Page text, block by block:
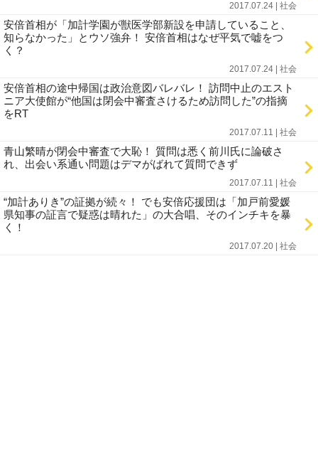
2017.07.24 | 社会
安倍首相が「加計学園が獣医学部新設を申請していること、
知らなかった」とウソ強弁！ 安倍首相はなぜ平気で嘘をつ
く？
2017.07.24 | 社会
安倍首相の途中帰国は政治意図バレバレ！ 訪問中止のエスト
ニア大使館が“他国は閉会中審査さけるため訪問した”の指摘
をRT
2017.07.11 | 社会
青山繁晴が閉会中審査で大恥！ 質問は悉く前川氏に論破さ
れ、出会い系通い問題はデマがばれて質問できず
2017.07.11 | 社会
“加計ありき”の証拠が続々！ でも安倍応援団は「加戸前愛媛
県知事の証言で疑惑は晴れた」の大合唱、そのインチキを暴
く！
2017.07.20 | 社会